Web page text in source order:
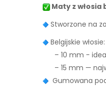
Maty z włosia
Stworzone na
Belgijskie włosie:
– 10 mm -
– 15 mm —
Gumowana